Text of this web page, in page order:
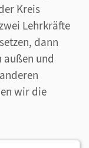
Kreis
Lehrkräfte
dann
außen und
wir die